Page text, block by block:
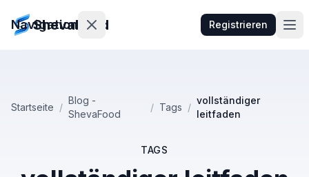
ShevaFood Registrieren
Navigation
Neueste
Startseite /
Blog -
ShevaFood
/ Tags /
vollständiger
leitfaden
TAGS